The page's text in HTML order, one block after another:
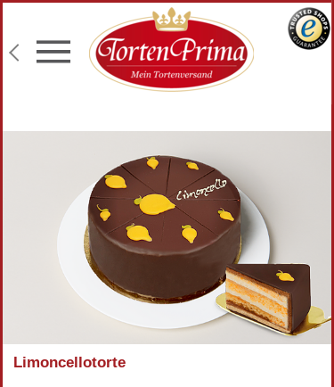
Konditor-Qualität
Torten mit Wunschtext
Lieferung an Wunschadresse
Limoncellotorte